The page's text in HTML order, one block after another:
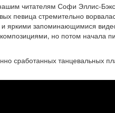
читателям Софи Эллис-
певица стремительно
и яркими запоминающимися
но потом начала
сработанных танцевальных